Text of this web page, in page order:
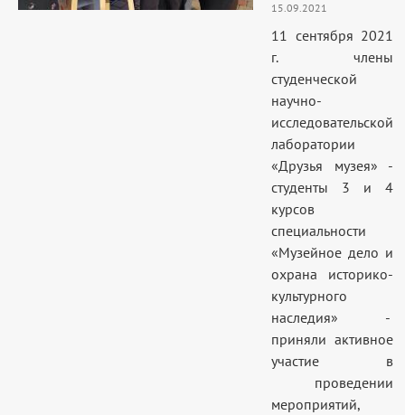
15.09.2021
11 сентября 2021
г. члены
студенческой
научно-
исследовательской
лаборатории
«Друзья музея» -
студенты 3 и 4
курсов
специальности
«Музейное дело и
охрана историко-
культурного
наследия» -
приняли активное
участие в
проведении
мероприятий,